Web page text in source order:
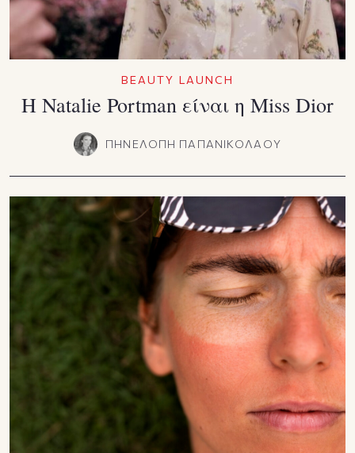
BEAUTY LAUNCH
Η Natalie Portman είναι η Miss Dior
ΠΗΝΕΛΟΠΗ ΠΑΠΑΝΙΚΟΛΑΟΥ